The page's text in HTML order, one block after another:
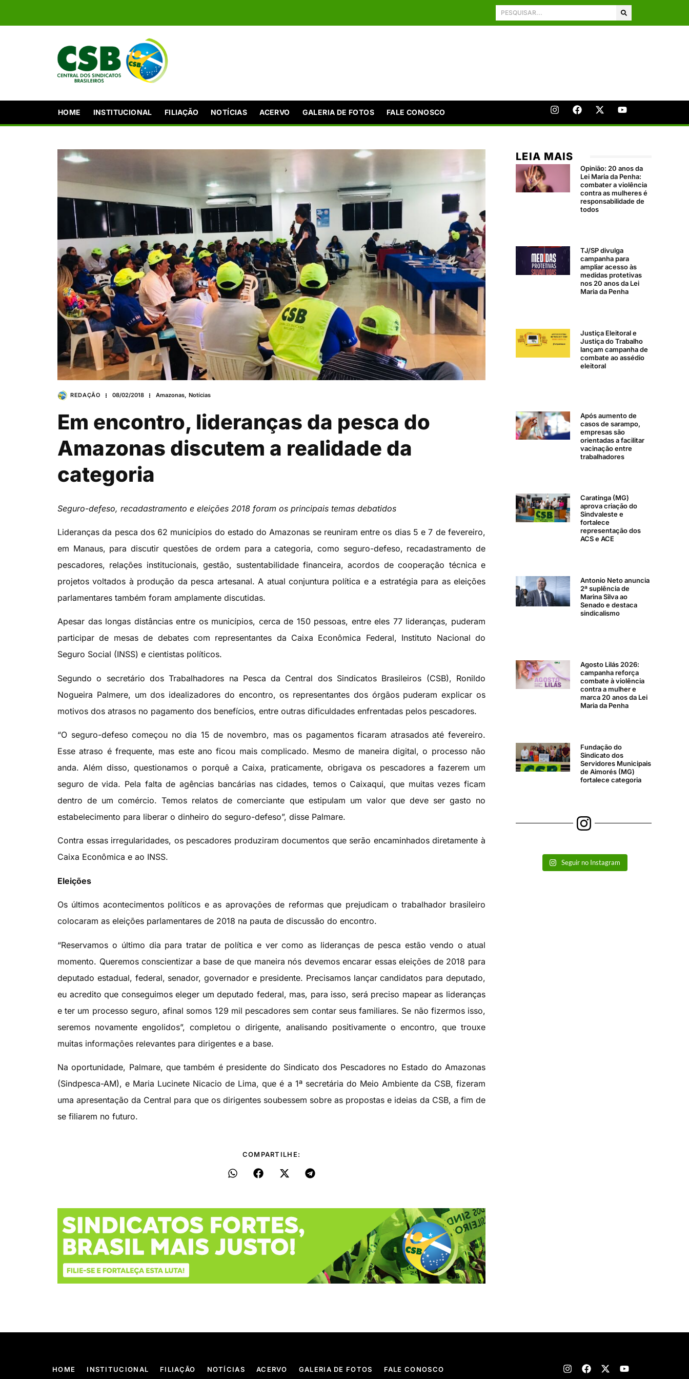
HOME INSTITUCIONAL FILIAÇÃO NOTÍCIAS ACERVO GALERIA DE FOTOS FALE CONOSCO
REDAÇÃO 08/02/2018 Amazonas, Notícias
Em encontro, lideranças da pesca do
Amazonas discutem a realidade da
categoria
Seguro-defeso, recadastramento e eleições 2018 foram os principais temas debatidos
Lideranças da pesca dos 62 municípios do estado do Amazonas se reuniram entre os dias 5 e 7 de fevereiro,
em Manaus, para discutir questões de ordem para a categoria, como seguro-defeso, recadastramento de
pescadores, relações institucionais, gestão, sustentabilidade financeira, acordos de cooperação técnica e
projetos voltados à produção da pesca artesanal. A atual conjuntura política e a estratégia para as eleições
parlamentares também foram amplamente discutidas.
Apesar das longas distâncias entre os municípios, cerca de 150 pessoas, entre eles 77 lideranças, puderam
participar de mesas de debates com representantes da Caixa Econômica Federal, Instituto Nacional do
Seguro Social (INSS) e cientistas políticos.
Segundo o secretário dos Trabalhadores na Pesca da Central dos Sindicatos Brasileiros (CSB), Ronildo
Nogueira Palmere, um dos idealizadores do encontro, os representantes dos órgãos puderam explicar os
motivos dos atrasos no pagamento dos benefícios, entre outras dificuldades enfrentadas pelos pescadores.
“O seguro-defeso começou no dia 15 de novembro, mas os pagamentos ficaram atrasados até fevereiro.
Esse atraso é frequente, mas este ano ficou mais complicado. Mesmo de maneira digital, o processo não
anda. Além disso, questionamos o porquê a Caixa, praticamente, obrigava os pescadores a fazerem um
seguro de vida. Pela falta de agências bancárias nas cidades, temos o Caixaqui, que muitas vezes ficam
dentro de um comércio. Temos relatos de comerciante que estipulam um valor que deve ser gasto no
estabelecimento para liberar o dinheiro do seguro-defeso”, disse Palmare.
Contra essas irregularidades, os pescadores produziram documentos que serão encaminhados diretamente à
Caixa Econômica e ao INSS.
Eleições
Os últimos acontecimentos políticos e as aprovações de reformas que prejudicam o trabalhador brasileiro
colocaram as eleições parlamentares de 2018 na pauta de discussão do encontro.
“Reservamos o último dia para tratar de política e ver como as lideranças de pesca estão vendo o atual
momento. Queremos conscientizar a base de que maneira nós devemos encarar essas eleições de 2018 para
deputado estadual, federal, senador, governador e presidente. Precisamos lançar candidatos para deputado,
eu acredito que conseguimos eleger um deputado federal, mas, para isso, será preciso mapear as lideranças
e ter um processo seguro, afinal somos 129 mil pescadores sem contar seus familiares. Se não fizermos isso,
seremos novamente engolidos”, completou o dirigente, analisando positivamente o encontro, que trouxe
muitas informações relevantes para dirigentes e a base.
Na oportunidade, Palmare, que também é presidente do Sindicato dos Pescadores no Estado do Amazonas
(Sindpesca-AM), e Maria Lucinete Nicacio de Lima, que é a 1ª secretária do Meio Ambiente da CSB, fizeram
uma apresentação da Central para que os dirigentes soubessem sobre as propostas e ideias da CSB, a fim de
se filiarem no futuro.
COMPARTILHE:
LEIA MAIS
Opinião: 20 anos da
Lei Maria da Penha:
combater a violência
contra as mulheres é
responsabilidade de
todos
TJ/SP divulga
campanha para
ampliar acesso às
medidas protetivas
nos 20 anos da Lei
Maria da Penha
Justiça Eleitoral e
Justiça do Trabalho
lançam campanha de
combate ao assédio
eleitoral
Após aumento de
casos de sarampo,
empresas são
orientadas a facilitar
vacinação entre
trabalhadores
Caratinga (MG)
aprova criação do
Sindvaleste e
fortalece
representação dos
ACS e ACE
Antonio Neto anuncia
2ª suplência de
Marina Silva ao
Senado e destaca
sindicalismo
Agosto Lilás 2026:
campanha reforça
combate à violência
contra a mulher e
marca 20 anos da Lei
Maria da Penha
Fundação do
Sindicato dos
Servidores Municipais
de Aimorés (MG)
fortalece categoria
Seguir no Instagram
HOME INSTITUCIONAL FILIAÇÃO NOTÍCIAS ACERVO GALERIA DE FOTOS FALE CONOSCO